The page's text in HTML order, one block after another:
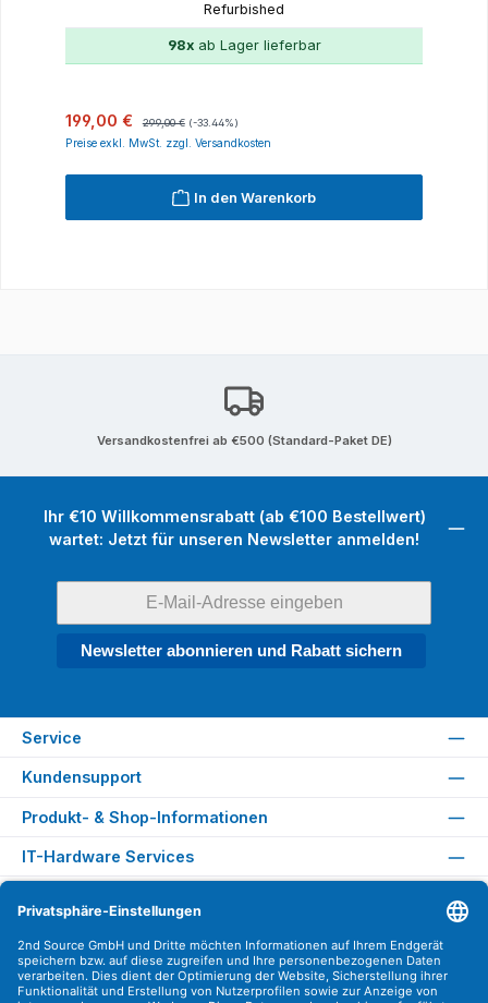
Refurbished
98xab Lager lieferbar
Verkaufspreis:
199,00 € Regulärer Preis:
299,00 € (-33.44%)
Preise exkl. MwSt. zzgl. Versandkosten
In den Warenkorb
Versandkostenfrei ab €500 (Standard-Paket DE)
Ihr €10 Willkommensrabatt (ab €100 Bestellwert)
wartet: Jetzt für unseren Newsletter anmelden!
Newsletter abonnieren und Rabatt sichern
Service
Kundensupport
Produkt- & Shop-Informationen
IT-Hardware Services
Versandarten
Zahlungsarten